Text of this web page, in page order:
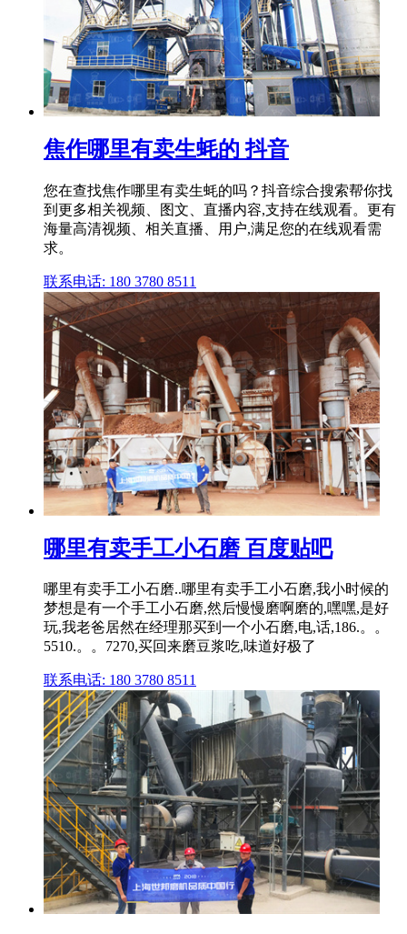
焦作哪里有卖生蚝的 抖音
您在查找焦作哪里有卖生蚝的吗？抖音综合搜索帮你找
到更多相关视频、图文、直播内容,支持在线观看。更有
海量高清视频、相关直播、用户,满足您的在线观看需
求。
联系电话: 180 3780 8511
哪里有卖手工小石磨 百度贴吧
哪里有卖手工小石磨..哪里有卖手工小石磨,我小时候的
梦想是有一个手工小石磨,然后慢慢磨啊磨的,嘿嘿,是好
玩,我老爸居然在经理那买到一个小石磨,电,话,186.。。
5510.。。7270,买回来磨豆浆吃,味道好极了
联系电话: 180 3780 8511